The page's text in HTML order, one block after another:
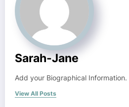
Sarah-Jane
Add your Biographical Information.
View All Posts